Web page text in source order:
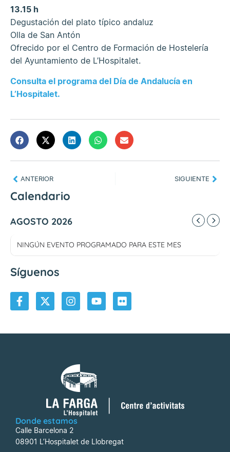
13.15 h
Degustación del plato típico andaluz
Olla de San Antón
Ofrecido por el Centro de Formación de Hostelería
del Ayuntamiento de L’Hospitalet.
Consulta el programa del Día de Andalucía en
L’Hospitalet.
ANTERIOR SIGUIENTE
Calendario
AGOSTO 2026
NINGÚN EVENTO PROGRAMADO PARA ESTE MES
Síguenos
Donde estamos
Calle Barcelona 2
08901 L’Hospitalet de Llobregat